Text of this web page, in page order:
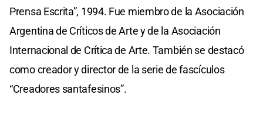
Prensa Escrita”, 1994. Fue miembro de la Asociación
Argentina de Críticos de Arte y de la Asociación
Internacional de Crítica de Arte. También se destacó
como creador y director de la serie de fascículos
“Creadores santafesinos”.